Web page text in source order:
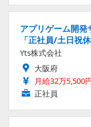
アプリゲーム開
「正社員/土日祝
Yts株式会社
大阪府
月給32万5,500
正社員